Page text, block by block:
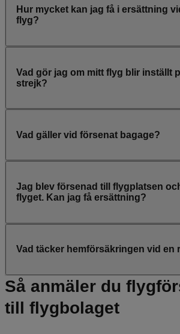
Hur mycket kan jag få i ersättning
flyg?
Vad gör jag om mitt flyg blir inställt
strejk?
Vad gäller vid försenat bagage?
Jag blev försenad till flygplatsen
flyget. Kan jag få ersättning?
Vad täcker hemförsäkringen vid en
Så anmäler du
till flygbolaget